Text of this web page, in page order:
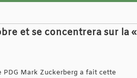
et se concentrera sur la «
PDG Mark Zuckerberg a fait cette